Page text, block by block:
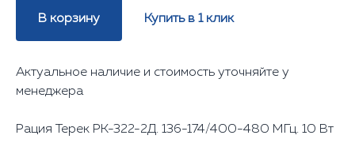
В корзину Купить в 1 клик
Актуальное наличие и стоимость уточняйте у
менеджера
Рация Терек РК-322-2Д. 136-174/400-480 МГц. 10 Вт